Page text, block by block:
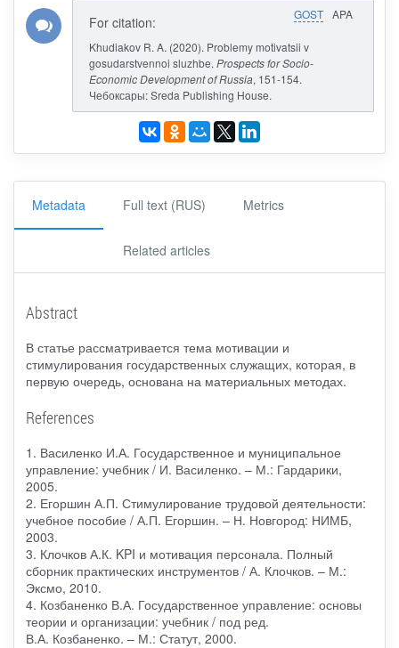
GOST APA
For citation:
Khudiakov R. A. (2020). Problemy motivatsii v
gosudarstvennoi sluzhbe. Prospects for Socio-
Economic Development of Russia, 151-154.
Чебоксары: Sreda Publishing House.
Metadata Full text (RUS) Metrics
Related articles
Abstract
В статье рассматривается тема мотивации и
стимулирования государственных служащих, которая, в
первую очередь, основана на материальных методах.
References
1. Василенко И.А. Государственное и муниципальное
управление: учебник / И. Василенко. – М.: Гардарики,
2005.
2. Егоршин А.П. Стимулирование трудовой деятельности:
учебное пособие / А.П. Егоршин. – Н. Новгород: НИМБ,
2003.
3. Клочков А.К. KPI и мотивация персонала. Полный
сборник практических инструментов / А. Клочков. – М.:
Эксмо, 2010.
4. Козбаненко В.А. Государственное управление: основы
теории и организации: учебник / под ред.
В.А. Козбаненко. – М.: Статут, 2000.